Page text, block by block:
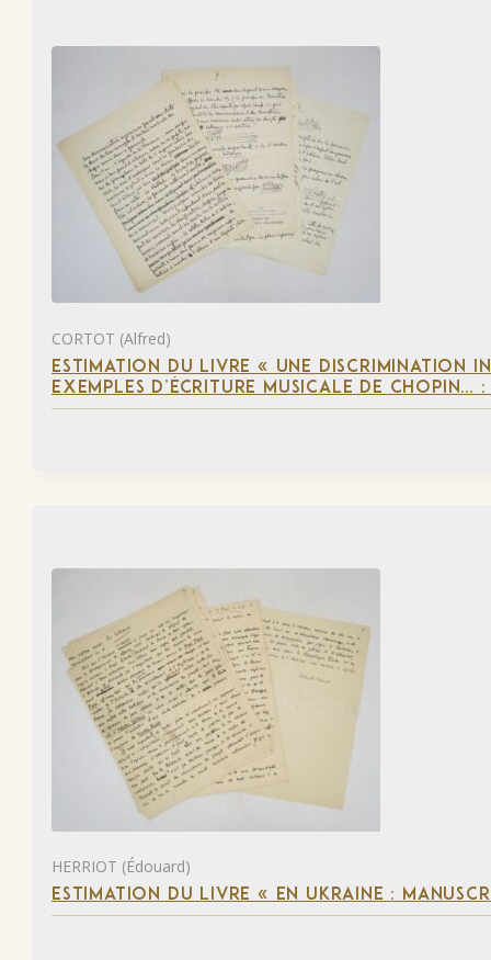
CORTOT (Alfred)
ESTIMATION DU LIVRE « UNE DISCRIMINATION
EXEMPLES D’ÉCRITURE MUSICALE DE CHOPIN…
HERRIOT (Édouard)
ESTIMATION DU LIVRE « EN UKRAINE :